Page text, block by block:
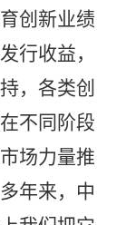
创新业绩
行收益，
，各类创
不同阶段
场力量推
年来，中